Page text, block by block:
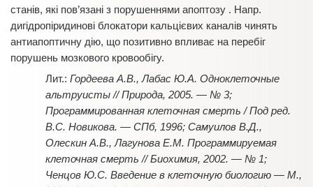
станів, які пов’язані з порушеннями апоптозу . Напр.
дигідропіридинові блокатори кальцієвих каналів чинять
антиапоптичну дію, що позитивно впливає на перебіг
порушень мозкового кровообігу.
Гордеева А.В., Лабас Ю.А. Одноклеточные
альтруисты // Природа, 2005. — № 3;
Программированная клеточная смерть / Под ред.
В.С. Новикова. — СПб, 1996; Самуилов В.Д.,
Олескин А.В., Лагунова Е.М. Программируемая
клеточная смерть // Биохимия, 2002. — № 1;
Ченцов Ю.С. Введение в клеточную биологию — М.,